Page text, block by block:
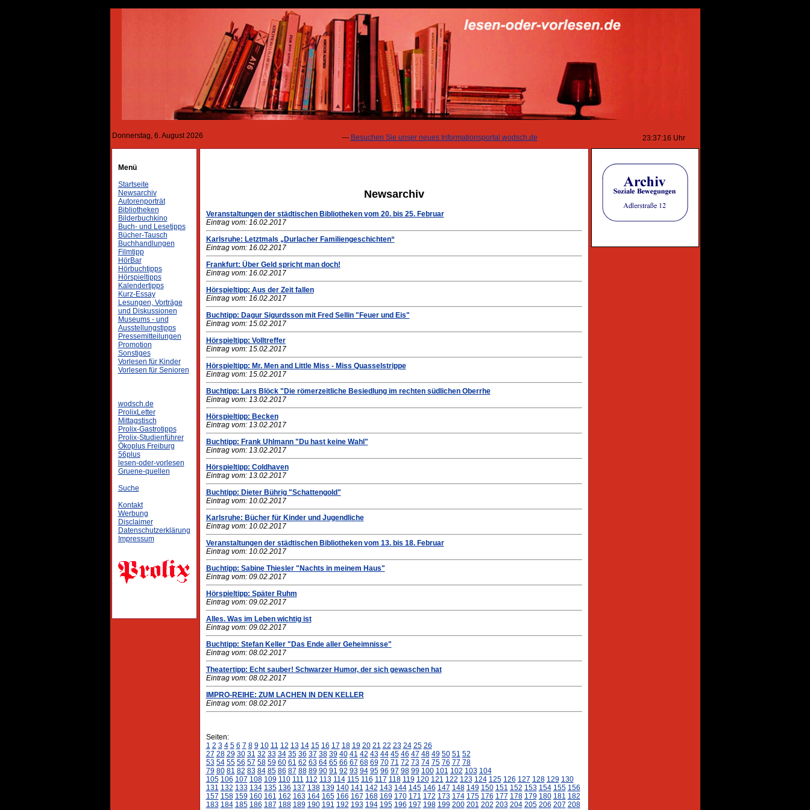
Donnerstag, 6. August 2026 Besuchen Sie unser neues Informationsportal wodsch.de 23:37:16 Uhr
Menü
Startseite
Newsarchiv
Autorenporträt
Bibliotheken
Bilderbuchkino
Buch- und Lesetipps
Bücher-Tausch
Buchhandlungen
Filmtipp
HörBar
Hörbuchtipps
Hörspieltipps
Kalendertipps
Kurz-Essay
Lesungen, Vorträge
und Diskussionen
Museums - und
Ausstellungstipps
Pressemitteilungen
Promotion
Sonstiges
Vorlesen für Kinder
Vorlesen für Senioren
wodsch.de
ProlixLetter
Mittagstisch
Prolix-Gastrotipps
Prolix-Studienführer
Ökoplus Freiburg
56plus
lesen-oder-vorlesen
Gruene-quellen
Suche
Kontakt
Werbung
Disclaimer
Datenschutzerklärung
Impressum
Newsarchiv
Veranstaltungen der städtischen Bibliotheken vom 20. bis 25. Februar
Eintrag vom: 16.02.2017
Karlsruhe: Letztmals „Durlacher Familiengeschichten“
Eintrag vom: 16.02.2017
Frankfurt: Über Geld spricht man doch!
Eintrag vom: 16.02.2017
Hörspieltipp: Aus der Zeit fallen
Eintrag vom: 16.02.2017
Buchtipp: Dagur Sigurdsson mit Fred Sellin "Feuer und Eis"
Eintrag vom: 15.02.2017
Hörspieltipp: Volltreffer
Eintrag vom: 15.02.2017
Hörspieltipp: Mr. Men and Little Miss - Miss Quasselstrippe
Eintrag vom: 15.02.2017
Buchtipp: Lars Blöck "Die römerzeitliche Besiedlung im rechten südlichen Oberrhe
Eintrag vom: 13.02.2017
Hörspieltipp: Becken
Eintrag vom: 13.02.2017
Buchtipp: Frank Uhlmann "Du hast keine Wahl"
Eintrag vom: 13.02.2017
Hörspieltipp: Coldhaven
Eintrag vom: 13.02.2017
Buchtipp: Dieter Bührig "Schattengold"
Eintrag vom: 10.02.2017
Karlsruhe: Bücher für Kinder und Jugendliche
Eintrag vom: 10.02.2017
Veranstaltungen der städtischen Bibliotheken vom 13. bis 18. Februar
Eintrag vom: 10.02.2017
Buchtipp: Sabine Thiesler "Nachts in meinem Haus"
Eintrag vom: 09.02.2017
Hörspieltipp: Später Ruhm
Eintrag vom: 09.02.2017
Alles. Was im Leben wichtig ist
Eintrag vom: 09.02.2017
Buchtipp: Stefan Keller "Das Ende aller Geheimnisse"
Eintrag vom: 08.02.2017
Theatertipp: Echt sauber! Schwarzer Humor, der sich gewaschen hat
Eintrag vom: 08.02.2017
IMPRO-REIHE: ZUM LACHEN IN DEN KELLER
Eintrag vom: 08.02.2017
Seiten:
1 2 3 4 5 6 7 8 9 10 11 12 13 14 15 16 17 18 19 20 21 22 23 24 25 26
27 28 29 30 31 32 33 34 35 36 37 38 39 40 41 42 43 44 45 46 47 48 49 50 51 52
53 54 55 56 57 58 59 60 61 62 63 64 65 66 67 68 69 70 71 72 73 74 75 76 77 78
79 80 81 82 83 84 85 86 87 88 89 90 91 92 93 94 95 96 97 98 99 100 101 102 103 104
105 106 107 108 109 110 111 112 113 114 115 116 117 118 119 120 121 122 123 124 125 126 127 128 129 130
131 132 133 134 135 136 137 138 139 140 141 142 143 144 145 146 147 148 149 150 151 152 153 154 155 156
157 158 159 160 161 162 163 164 165 166 167 168 169 170 171 172 173 174 175 176 177 178 179 180 181 182
183 184 185 186 187 188 189 190 191 192 193 194 195 196 197 198 199 200 201 202 203 204 205 206 207 208